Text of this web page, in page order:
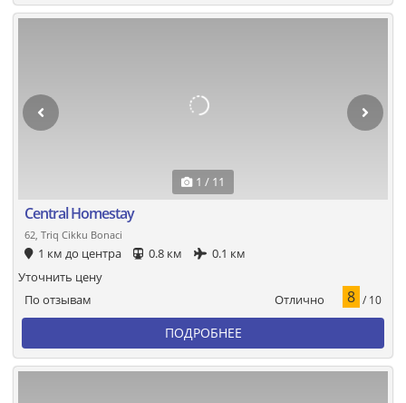
1 / 11
Central Homestay
62, Triq Cikku Bonaci
1 км до центра 0.8 км 0.1 км
По отзывам Отлично 8 / 10
Уточнить цену
ПОДРОБНЕЕ